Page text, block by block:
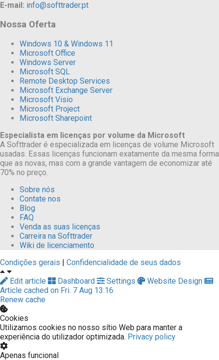
E-mail: info@softtrader.pt
Nossa Oferta
Windows 10 & Windows 11
Microsoft Office
Windows Server
Microsoft SQL
Remote Desktop Services
Microsoft Exchange Server
Microsoft Visio
Microsoft Project
Microsoft Sharepoint
Especialista em licenças por volume da Microsoft
A Softtrader é especializada em licenças de volume Microsoft
usadas. Essas licenças funcionam exatamente da mesma forma
que as novas, mas com a grande vantagem de economizar até
70% no preço.
Sobre nós
Contate nos
Blog
FAQ
Venda as suas licenças
Carreira na Softtrader
Wiki de licenciamento
Condições gerais | Confidencialidade de seus dados
Edit article
Dashboard Settings
Website Design
Article cached on Fri. 7 Aug 13:16
Renew cache
Cookies
Utilizamos cookies no nosso sítio Web para manter a
experiência do utilizador optimizada. Privacy policy
Apenas funcional